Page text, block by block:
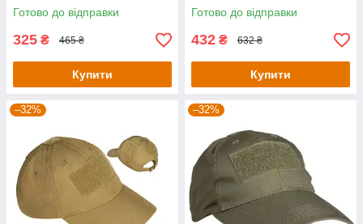
Готово до відправки
325 ₴ 465 ₴
Купити
Готово до відправки
432 ₴ 632 ₴
Купити
–32% –32%